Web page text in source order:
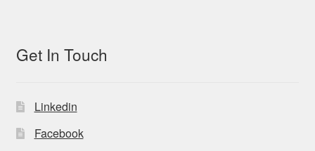
Get In Touch
Linkedin
Facebook